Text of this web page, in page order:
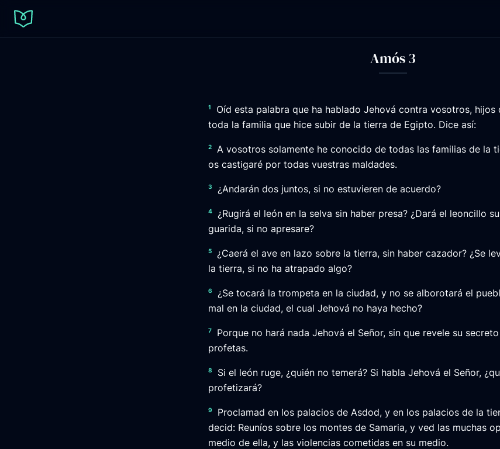
Amós 3
1
Oíd esta palabra que ha hablado Jehová contra vosotros, hijos
toda la familia que hice subir de la tierra de Egipto. Dice así:
2
A vosotros solamente he conocido de todas las familias de la
os castigaré por todas vuestras maldades.
3 ¿Andarán dos juntos, si no estuvieren de acuerdo?
4
¿Rugirá el león en la selva sin haber presa? ¿Dará el leoncillo
guarida, si no apresare?
5
¿Caerá el ave en lazo sobre la tierra, sin haber cazador? ¿Se
la tierra, si no ha atrapado algo?
6
¿Se tocará la trompeta en la ciudad, y no se alborotará el
mal en la ciudad, el cual Jehová no haya hecho?
7
Porque no hará nada Jehová el Señor, sin que revele su
profetas.
8
Si el león ruge, ¿quién no temerá? Si habla Jehová el Señor,
profetizará?
9
Proclamad en los palacios de Asdod, y en los palacios de la
decid: Reuníos sobre los montes de Samaria, y ved las muchas
medio de ella, y las violencias cometidas en su medio.